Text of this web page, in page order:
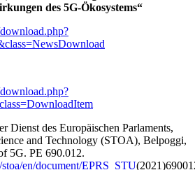
des 5G-Ökosystems“
Dienst des Europäischen Parlaments,
and Technology (STOA), Belpoggi,
5G. PE 690.012.
en/document/EPRS_STU